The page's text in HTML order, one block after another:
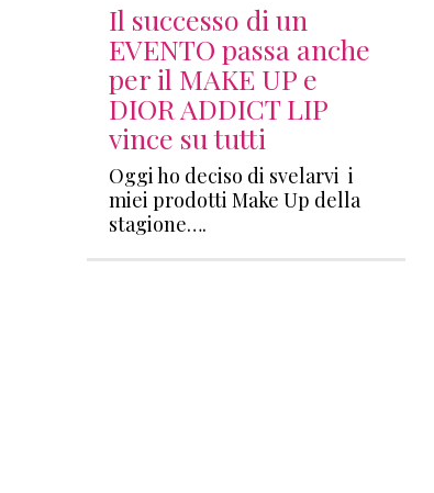
Il successo di un
EVENTO passa anche
per il MAKE UP e
DIOR ADDICT LIP
vince su tutti
Oggi ho deciso di svelarvi i
miei prodotti Make Up della
stagione….